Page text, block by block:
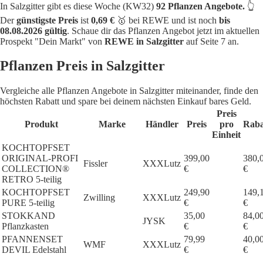
In Salzgitter gibt es diese Woche (KW32) 92 Pflanzen Angebote. 👆
Dergünstigste Preis ist 0,69 € 🥇 bei REWE und ist noch bis
08.08.2026 gültig. Schaue dir das Pflanzen Angebot jetzt im aktuellen
Prospekt "Dein Markt" von REWE in Salzgitter auf Seite 7 an.
Pflanzen Preis in Salzgitter
Vergleiche alle Pflanzen Angebote in Salzgitter miteinander, finde den
höchsten Rabatt und spare bei deinem nächsten Einkauf bares Geld.
Produkt Marke Händler Preis
Preis
pro
Einheit
KOCHTOPFSET
ORIGINAL-PROFI
COLLECTION®
RETRO 5-teilig
Fissler XXXLutz
399,00
€
€
KOCHTOPFSET
PURE 5-teilig
Zwilling XXXLutz
249,90
€
€
STOKKAND
Pflanzkasten
JYSK
35,00
€
€
PFANNENSET
DEVIL Edelstahl
WMF XXXLutz
79,99
€
€